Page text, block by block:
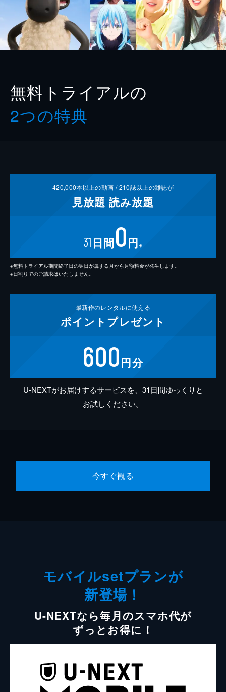
無料トライアルの
2つの特典
420,000本以上の動画 /210誌以上の雑誌が
見放題 読み放題
31 日間0円 ※
※無料トライアル期間終了日の翌日が属する月から月額料金が発生します。
※日割りでのご請求はいたしません。
最新作のレンタルに使える
ポイント プレゼント
600円分
U-NEXTがお届けするサービスを、31日間ゆっくりと
お試しください。
今すぐ観る
モバイルsetプランが
新登場！
U-NEXTなら毎月のスマホ代が
ずっとお得に！